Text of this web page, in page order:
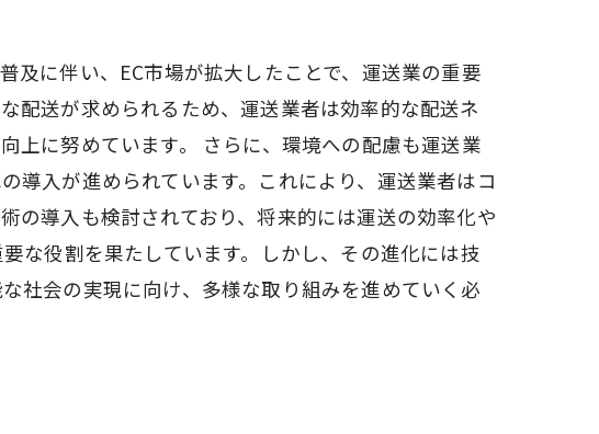
及に伴い、EC市場が拡大したことで、運送業の重要
配送が求められるため、運送業者は効率的な配送ネ
上に努めています。 さらに、環境への配慮も運送業
導入が進められています。これにより、運送業者はコ
の導入も検討されており、将来的には運送の効率化や
な役割を果たしています。しかし、その進化には技
社会の実現に向け、多様な取り組みを進めていく必